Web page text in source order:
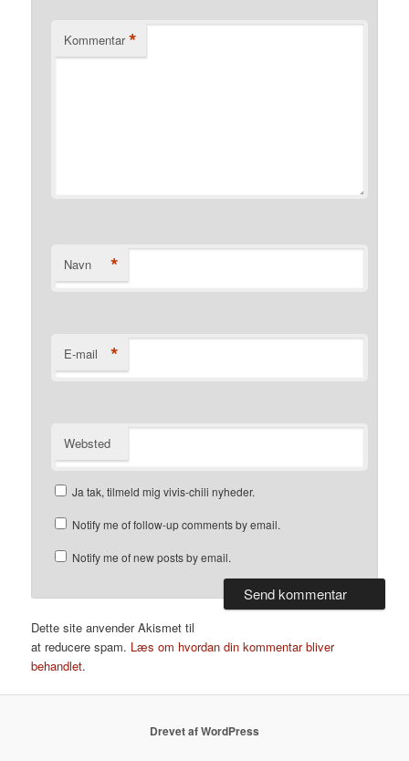
Kommentar *
Navn *
E-mail *
Websted
Ja tak, tilmeld mig vivis-chili nyheder.
Notify me of follow-up comments by email.
Notify me of new posts by email.
Dette site anvender Akismet til
at reducere spam. Læs om hvordan din kommentar bliver
behandlet.
Drevet af WordPress